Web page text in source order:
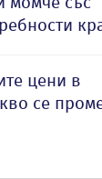
цени в
се